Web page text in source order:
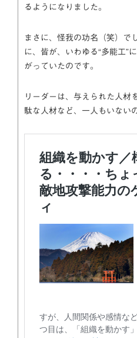
るようになりました。
まさに、怪我の功名（笑）で
に、皆が、いわゆる“多能工”
がっていたのです。
リーダーは、与えられた人材
駄な人材など、一人もいない